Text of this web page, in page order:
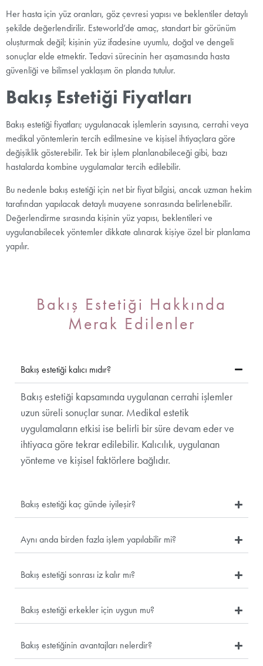
Her hasta için yüz oranları, göz çevresi yapısı ve beklentiler detaylı
şekilde değerlendirilir. Esteworld’de amaç, standart bir görünüm
oluşturmak değil; kişinin yüz ifadesine uyumlu, doğal ve dengeli
sonuçlar elde etmektir. Tedavi sürecinin her aşamasında hasta
güvenliği ve bilimsel yaklaşım ön planda tutulur.
Bakış Estetiği Fiyatları
Bakış estetiği fiyatları; uygulanacak işlemlerin sayısına, cerrahi veya
medikal yöntemlerin tercih edilmesine ve kişisel ihtiyaçlara göre
değişiklik gösterebilir. Tek bir işlem planlanabileceği gibi, bazı
hastalarda kombine uygulamalar tercih edilebilir.
Bu nedenle bakış estetiği için net bir fiyat bilgisi, ancak uzman hekim
tarafından yapılacak detaylı muayene sonrasında belirlenebilir.
Değerlendirme sırasında kişinin yüz yapısı, beklentileri ve
uygulanabilecek yöntemler dikkate alınarak kişiye özel bir planlama
yapılır.
Bakış Estetiği Hakkında
Merak Edilenler
Bakış estetiği kalıcı mıdır?
Bakış estetiği kapsamında uygulanan cerrahi işlemler
uzun süreli sonuçlar sunar. Medikal estetik
uygulamaların etkisi ise belirli bir süre devam eder ve
ihtiyaca göre tekrar edilebilir. Kalıcılık, uygulanan
yönteme ve kişisel faktörlere bağlıdır.
Bakış estetiği kaç günde iyileşir?
Aynı anda birden fazla işlem yapılabilir mi?
Bakış estetiği sonrası iz kalır mı?
Bakış estetiği erkekler için uygun mu?
Bakış estetiğinin avantajları nelerdir?